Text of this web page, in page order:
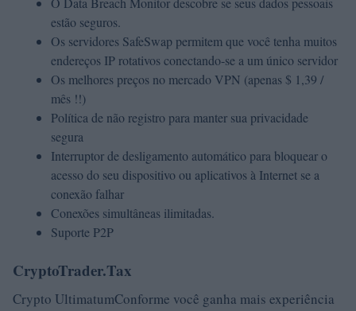
estão seguros.
Os servidores SafeSwap permitem que você tenha muitos
endereços IP rotativos conectando-se a um único servidor
Os melhores preços no mercado VPN (apenas $ 1,39 /
mês !!)
Política de não registro para manter sua privacidade
segura
Interruptor de desligamento automático para bloquear o
acesso do seu dispositivo ou aplicativos à Internet se a
conexão falhar
Conexões simultâneas ilimitadas.
Suporte P2P
CryptoTrader.Tax
Crypto UltimatumConforme você ganha mais experiência